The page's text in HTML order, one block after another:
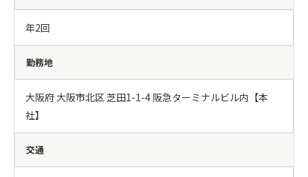
年2回
勤務地
大阪府 大阪市北区 芝田1-1-4 阪急ターミナルビル内【本
社】
交通